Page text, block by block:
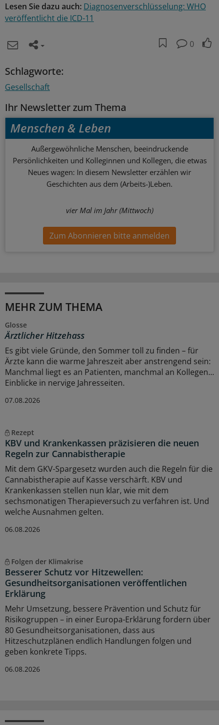
Lesen Sie dazu auch: Diagnosenverschlüsselung: WHO
veröffentlicht die ICD-11
0
Schlagworte:
Gesellschaft
Ihr Newsletter zum Thema
Menschen & Leben
Außergewöhnliche Menschen, beeindruckende
Persönlichkeiten und Kolleginnen und Kollegen, die etwas
Neues wagen: In diesem Newsletter erzählen wir
Geschichten aus dem (Arbeits-)Leben.
vier Mal im Jahr (Mittwoch)
Zum Abonnieren bitte anmelden
MEHR ZUM THEMA
Glosse
Ärztlicher Hitzehass
Es gibt viele Gründe, den Sommer toll zu finden – für
Ärzte kann die warme Jahreszeit aber anstrengend sein:
Manchmal liegt es an Patienten, manchmal an Kollegen...
Einblicke in nervige Jahresseiten.
07.08.2026
Rezept
KBV und Krankenkassen präzisieren die neuen
Regeln zur Cannabistherapie
Mit dem GKV-Spargesetz wurden auch die Regeln für die
Cannabistherapie auf Kasse verschärft. KBV und
Krankenkassen stellen nun klar, wie mit dem
sechsmonatigen Therapieversuch zu verfahren ist. Und
welche Ausnahmen gelten.
06.08.2026
Folgen der Klimakrise
Besserer Schutz vor Hitzewellen:
Gesundheitsorganisationen veröffentlichen
Erklärung
Mehr Umsetzung, bessere Prävention und Schutz für
Risikogruppen – in einer Europa-Erklärung fordern über
80 Gesundheitsorganisationen, dass aus
Hitzeschutzplänen endlich Handlungen folgen und
geben konkrete Tipps.
06.08.2026